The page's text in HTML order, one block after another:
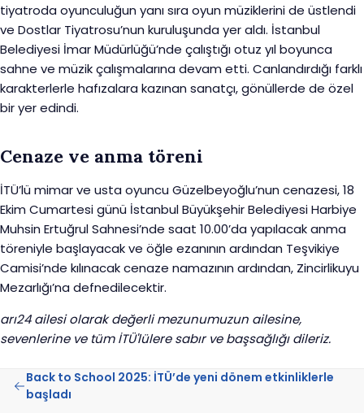
tiyatroda oyunculuğun yanı sıra oyun müziklerini de üstlendi
ve Dostlar Tiyatrosu’nun kuruluşunda yer aldı. İstanbul
Belediyesi İmar Müdürlüğü’nde çalıştığı otuz yıl boyunca
sahne ve müzik çalışmalarına devam etti. Canlandırdığı farklı
karakterlerle hafızalara kazınan sanatçı, gönüllerde de özel
bir yer edindi.
Cenaze ve anma töreni
İTÜ’lü mimar ve usta oyuncu Güzelbeyoğlu’nun cenazesi, 18
Ekim Cumartesi günü İstanbul Büyükşehir Belediyesi Harbiye
Muhsin Ertuğrul Sahnesi’nde saat 10.00’da yapılacak anma
töreniyle başlayacak ve öğle ezanının ardından Teşvikiye
Camisi’nde kılınacak cenaze namazının ardından, Zincirlikuyu
Mezarlığı’na defnedilecektir.
arı24 ailesi olarak değerli mezunumuzun ailesine,
sevenlerine ve tüm İTÜ'lülere sabır ve başsağlığı dileriz.
Back to School 2025: İTÜ’de yeni dönem etkinliklerle
başladı